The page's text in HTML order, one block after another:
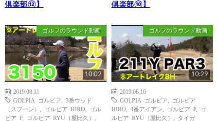
倶楽部⑫】
倶楽部⑩】
ゴルフのラウンド動画
10:02
2019.08.11
GOLPIA ゴルピア
3番ウッド
（スプーン）
ゴルピア HIRO
ゴル
ピア P
ゴルピア RYU（屋比久）
ゴルフのラウンド動画
10:29
2019.08.10
GOLPIA ゴルピア
ゴルピア
HIRO
4番アイアン ゴルピア P
ゴ
ルピア RYU（屋比久）
タイガ